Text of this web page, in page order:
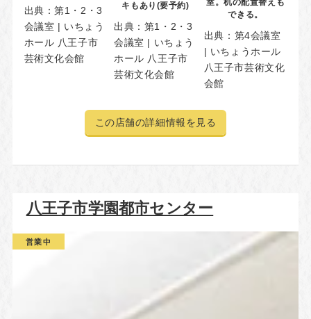
出典：第1・2・3
会議室 | いちょう
ホール 八王子市
芸術文化会館
キもあり(要予約)
出典： 第1・2・3
会議室 | いちょう
ホール 八王子市
芸術文化会館
できる。
出典： 第4会議室
| いちょうホール
八王子市芸術文化
会館
この店舗の詳細情報を見る
八王子市学園都市センター
営業中